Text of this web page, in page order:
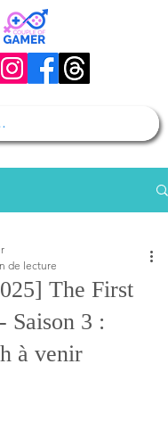
The First
Saison 3 :
à venir
de lecture